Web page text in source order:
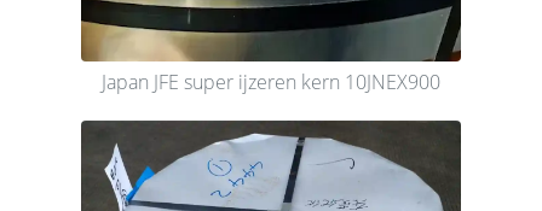
Japan JFE super ijzeren kern 10JNEX900